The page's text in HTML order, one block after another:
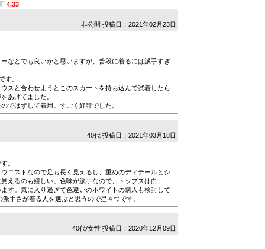
4.33
非公開 投稿日：2021年02月23日
などでも良いかと思いますが、普段に着るには派手すぎ
す。
スと合わせようとこのスカートを持ち込んで試着したら
あげてました。
ではずして着用。すごく好評でした。
40代 投稿日：2021年03月18日
。
エストなので足も長く見えるし、重めのディテールとシ
えるのも嬉しい。色味が派手なので、トップスは白、
す。気に入り過ぎて色違いのホワイトの購入も検討して
手さが着る人を選ぶと思うので星４つです。
40代/女性 投稿日：2020年12月09日